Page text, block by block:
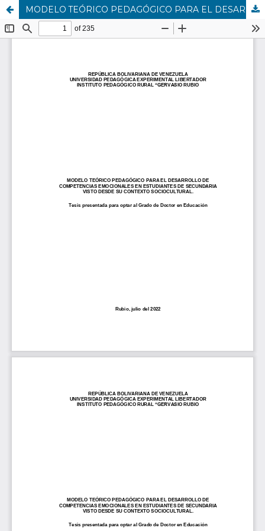
MODELO TEÓRICO PEDAGÓGICO PARA EL DESARROLLO DE COMPETENCIAS EMOCIONALES EN ESTUDIANTES DE SECUNDARIA VISTO DESDE SU CONTEXTO SOCIOCULTURAL.